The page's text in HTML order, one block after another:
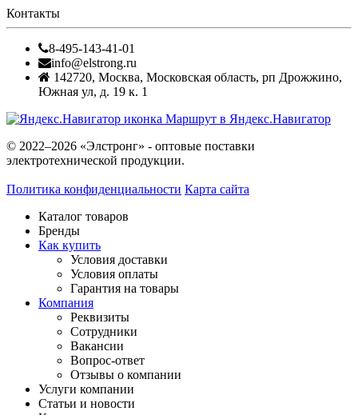
Контакты
8-495-143-41-01
info@elstrong.ru
142720, Москва, Московская область, рп Дрожжино,
Южная ул, д. 19 к. 1
Маршрут в Яндекс.Навигатор
© 2022–2026 «Элстронг» - оптовые поставки
электротехнической продукции.
Политика конфиденциальности Карта сайта
Каталог товаров
Бренды
Как купить
Условия доставки
Условия оплаты
Гарантия на товары
Компания
Реквизиты
Сотрудники
Вакансии
Вопрос-ответ
Отзывы о компании
Услуги компании
Статьи и новости